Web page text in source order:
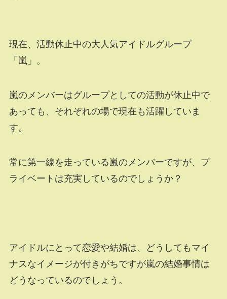
現在、活動休止中の大人気アイドルグループ
「嵐」。
嵐のメンバーはグループとしての活動が休止中で
あっても、それぞれの場で現在も活躍していま
す。
常に第一線を走っている嵐のメンバーですが、プ
ライベートは充実しているのでしょうか？
アイドルにとって恋愛や結婚は、どうしてもマイ
ナスなイメージが付きがちですが嵐の結婚事情は
どうなっているのでしょう。